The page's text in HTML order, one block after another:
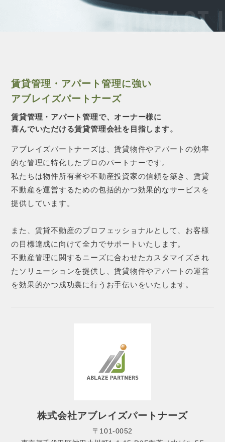
CONTACT
賃貸管理・アパート管理に強い
アブレイズパートナーズ
賃貸管理・アパート管理で、オーナー様に
喜んでいただける賃貸管理会社を目指します。
アブレイズパートナーズは、賃貸物件やアパートの効率
的な管理に特化したプロのパートナーです。
私たちは物件所有者や不動産投資家の信頼を築き、賃貸
不動産を運営するための包括的かつ効果的なサービスを
提供しています。
また、賃貸不動産のプロフェッショナルとして、お客様
の目標達成に向けて全力でサポートいたします。
不動産管理に関するニーズに合わせたカスタマイズされ
たソリューションを提供し、賃貸物件やアパートの運営
を効果的かつ成功裏に行うお手伝いをいたします。
株式会社アブレイズパートナーズ
〒101-0052